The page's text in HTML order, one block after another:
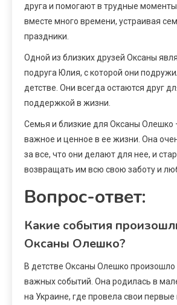
друга и помогают в трудные
вместе много времени, устраивая
праздники.
Одной из близких друзей Оксаны
подруга Юлия, с которой они
детстве. Они всегда остаются друг
поддержкой в жизни.
Семья и близкие для Оксаны Олешко
важное и ценное в ее жизни. Она
за все, что они делают для нее, и
возвращать им всю свою заботу и
Вопрос-ответ:
Какие события
Оксаны Олешко?
В детстве Оксаны Олешко произошло
важных событий. Она родилась в
на Украине, где провела свои первые